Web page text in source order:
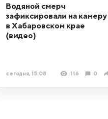
Водяной смерч
зафиксировали на камеру
в Хабаровском крае
(видео)
сегодня, 15:08 116 0